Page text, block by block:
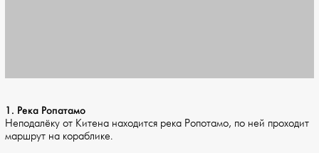
1. Река Ропатамо
Неподалёку от Китена находится река Ропотамо, по ней проходит
маршрут на кораблике.